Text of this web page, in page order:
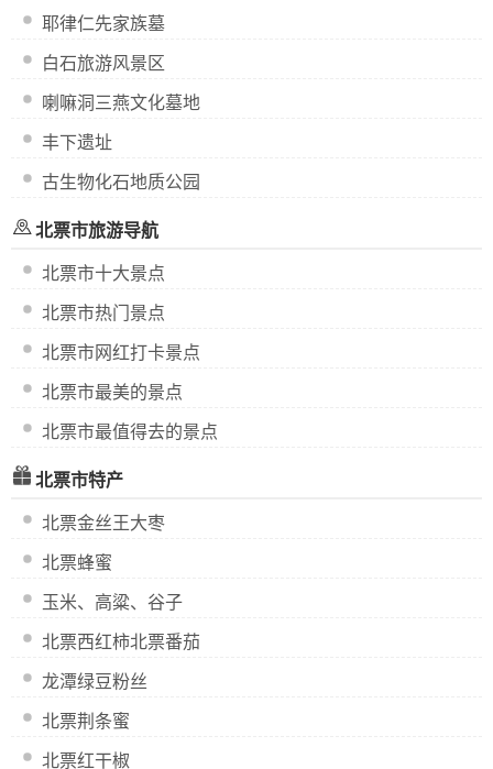
耶律仁先家族墓
白石旅游风景区
喇嘛洞三燕文化墓地
丰下遗址
古生物化石地质公园
北票市旅游导航
北票市十大景点
北票市热门景点
北票市网红打卡景点
北票市最美的景点
北票市最值得去的景点
北票市特产
北票金丝王大枣
北票蜂蜜
玉米、高粱、谷子
北票西红柿北票番茄
龙潭绿豆粉丝
北票荆条蜜
北票红干椒